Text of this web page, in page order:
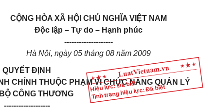
Hiệu lực: Đã biết
Tình trạng hiệu lực: Đã biết
CỘNG HÒA XÃ HỘI CHỦ NGHĨA VIỆT NAM
Độc lập – Tự do – Hạnh phúc
--------------------
Hà Nội, ngày 05 tháng 08 năm 2009
QUYẾT ĐỊNH
CHÍNH THUỘC PHẠM VI CHỨC NĂNG QUẢN LÝ
CÔNG THƯƠNG
-------------------